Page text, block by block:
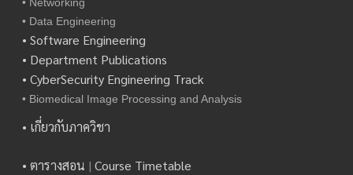
• Data Engineering
• Software Engineering
• Department Publications
• CyberSecurity Engineering Track
• Biomedical Image Processing and Analysis
• เกี่ยวกับภาควิชา
• ตารางสอน | Course Timetable